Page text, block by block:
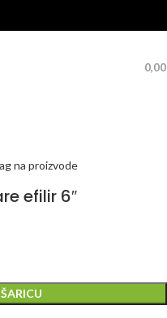
na proizvode
efilir 6″